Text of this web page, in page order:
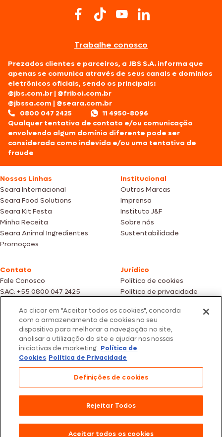
Trabalhe conosco
Prezados clientes e parceiros, a JBS S.A. informa que
apenas se comunica através de seus canais e domínios
eletrônicos oficiais, sendo os principais:
@jbs.com.br |@friboi.com.br
@jbssa.com |@seara.com.br
0800 047 2425
11 4950-8096
Qualquer tentativa de contato e/ou comunicação
envolvendo algum domínio diferente pode ser
considerada como indevida e/ou uma tentativa de
fraude
Nossas Linhas
Seara Internacional
Seara Food Solutions
Seara Kit Festa
Minha Receita
Seara Animal Ingredientes
Promoções
Institucional
Outras Marcas
Imprensa
Instituto J&F
Sobre nós
Sustentabilidade
Contato
Fale Conosco
SAC: +55 0800 047 2425
Jurídico
Política de cookies
Política de privacidade
Fotos meramente ilustrativas | Ofertas válidas enquanto durarem os
estoques dos nossos parceiros | Vendas sujeitas a análise e confirmação
de dados.
Os preços, promoções e condições de pagamento são válidos
exclusivamente para compras efetuadas em nossos parceiros.
Todos os produtos estão sujeitos a disponibilidade de estoque.
São Paulo/SP – CEP 05.118-100
© 2026 Seara. Todos os direitos reservados
Ao clicar em "Aceitar todos os cookies", concorda
com o armazenamento de cookies no seu
dispositivo para melhorar a navegação no site,
analisar a utilização do site e ajudar nas nossas
iniciativas de marketing. Política de
Cookies Política de Privacidade
Definições de cookies
Rejeitar Todos
Aceitar todos os cookies